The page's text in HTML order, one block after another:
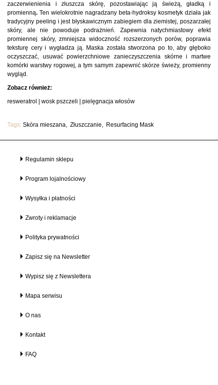
zaczerwienienia i złuszcza skórę, pozostawiając ją świeżą, gładką i
promienną. Ten wielokrotnie nagradzany beta-hydroksy kosmetyk działa jak
tradycyjny peeling i jest błyskawicznym zabiegiem dla ziemistej, poszarzałej
skóry, ale nie powoduje podrażnień. Zapewnia natychmiastowy efekt
promiennej skóry, zmniejsza widoczność rozszerzonych porów, poprawia
teksturę cery i wygładza ją. Maska została stworzona po to, aby głęboko
oczyszczać, usuwać powierzchniowe zanieczyszczenia skórne i martwe
komórki warstwy rogowej, a tym samym zapewnić skórze świeży, promienny
wygląd.
Zobacz również:
resweratrol
wosk pszczeli pielęgnacja włosów
Tags: Skóra mieszana Złuszczanie Resurfacing Mask
Regulamin sklepu
Program lojalnościowy
Wysyłka i płatności
Zwroty i reklamacje
Polityka prywatności
Zapisz się na Newsletter
Wypisz się z Newslettera
Mapa serwisu
O nas
Kontakt
FAQ